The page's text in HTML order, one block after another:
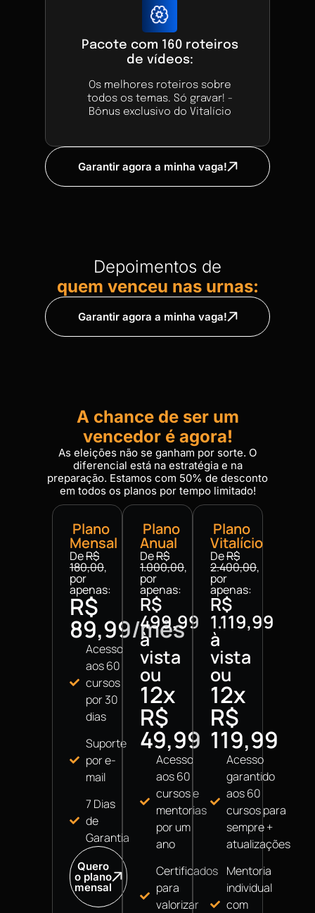
Pacote com 160 roteiros
de vídeos:
Os melhores roteiros sobre
todos os temas. Só gravar! -
Bônus exclusivo do Vitalício
Garantir agora a minha vaga!
Depoimentos de
quem venceu nas urnas:
Garantir agora a minha vaga!
A chance de ser um
vencedor é agora!
As eleições não se ganham por sorte. O
diferencial está na estratégia e na
preparação. Estamos com 50% de desconto
em todos os planos por tempo limitado!
Plano
Mensal
DeR$
180,00,
por
apenas:
R$
89,99/mês
Acesso
aos 60
cursos
por 30
dias
Suporte
por e-
mail
7 Dias
de
Garantia
Quero
o plano
mensal
Plano
Anual
DeR$
1.000,00,
por
apenas:
R$
499,99
à
vista
ou
12x
R$
49,99
Acesso
aos 60
cursos e
mentorias
por um
ano
Certificados
para
valorizar
Plano
Vitalício
DeR$
2.400,00,
por
apenas:
R$
1.119,99
à
vista
ou
12x
R$
119,99
Acesso
garantido
aos 60
cursos para
sempre +
atualizações
Mentoria
individual
com